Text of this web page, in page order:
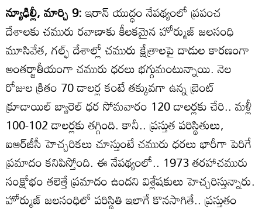
న్యూఢిల్లీ, మార్చి 9:ఇరాన్‌ యుద్ధం నేపథ్యంలో ప్రపంచ
దేశాలకు చమురు రవాణాకు కీలకమైన హోర్ముజ్‌ జలసంధి
మూసివేత, గల్ఫ్‌ దేశాల్లో చమురు క్షేత్రాలపై దాడుల కారణంగా
అంతర్జాతీయంగా చమురు ధరలు భగ్గుమంటున్నాయి. నెల
రోజుల క్రితం 70 డాలర్ల కంటే తక్కువగా ఉన్న బ్రెంట్‌
క్రూడాయిల్‌ బ్యారెల్‌ ధర సోమవారం 120 డాలర్లకు చేరి.. మళ్లీ
100-102 డాలర్లకు తగ్గింది. కానీ.. ప్రస్తుత పరిస్థితులు,
ఐఆర్‌జీసీ హెచ్చరికలు చూస్తుంటే చమురు ధరలు భారీగా పెరిగే
ప్రమాదం కనిపిస్తోంది. ఈ నేపథ్యంలో.. 1973 తరహాచమురు
సంక్షోభం తలెత్తే ప్రమాదం ఉందని విశ్లేషకులు హెచ్చరిస్తున్నారు.
హోర్ముజ్‌ జలసంధిలో పరిస్థితి ఇలాగే కొనసాగితే.. ప్రస్తుతం